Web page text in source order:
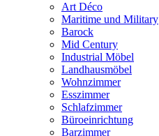
Art Déco
Maritime und Military
Barock
Mid Century
Industrial Möbel
Landhausmöbel
Wohnzimmer
Esszimmer
Schlafzimmer
Büroeinrichtung
Barzimmer